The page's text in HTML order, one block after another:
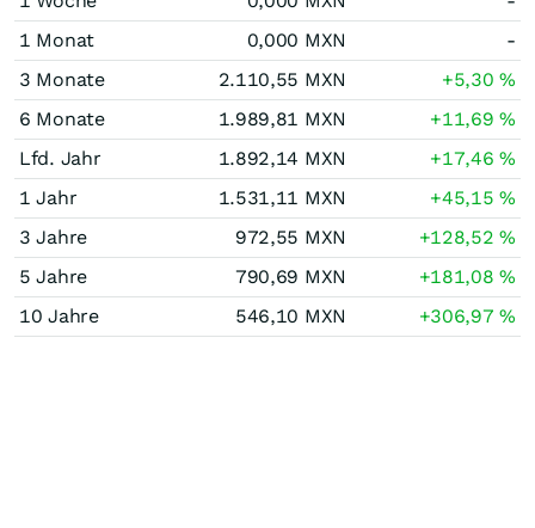
1 Monat
0,000 MXN
-
3 Monate
2.110,55 MXN +5,30%
6 Monate
1.989,81 MXN +11,69%
Lfd. Jahr
1.892,14 MXN +17,46%
1 Jahr
1.531,11 MXN +45,15%
3 Jahre
972,55 MXN +128,52%
5 Jahre
790,69 MXN +181,08%
10 Jahre
546,10 MXN +306,97%